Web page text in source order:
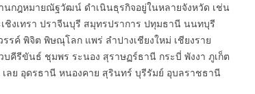
นกฎหมายณัฐวัฒน์ ดำเนินธุรกิจอยู่ในหลายจังหวัด เช่น
ชิงเทรา ปราจีนบุรี สมุทรปราการ ปทุมธานี นนทบุรี
รค์ พิจิต พิษณุโลก แพร่ ลำปางเชียงใหม่ เชียงราย
คีรีขันธ์ ชุมพร ระนอง สุราษฏร์ธานี กระบี่ พังงา ภูเก็ต
ย อุดรธานี หนองคาย สุรินทร์ บุรีรัมย์ อุบลราชธานี